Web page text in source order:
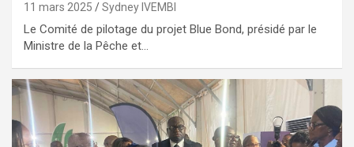
11 mars 2025 Sydney IVEMBI
Le Comité de pilotage du projet Blue Bond, présidé par le
Ministre de la Pêche et…